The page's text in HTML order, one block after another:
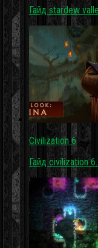
Гайд stardew
Civilization 6
Гайд civilization